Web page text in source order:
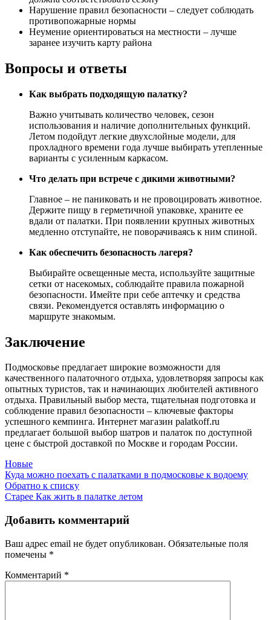
Нарушение правил безопасности – следует соблюдать
противопожарные нормы
Неумение ориентироваться на местности – лучше
заранее изучить карту района
Вопросы и ответы
Как выбрать подходящую палатку?
Важно учитывать количество человек, сезон
использования и наличие дополнительных функций.
Летом подойдут легкие двухслойные модели, для
прохладного времени года лучше выбирать утепленные
варианты с усиленным каркасом.
Что делать при встрече с дикими животными?
Главное – не паниковать и не провоцировать животное.
Держите пищу в герметичной упаковке, храните ее
вдали от палатки. При появлении крупных животных
медленно отступайте, не поворачиваясь к ним спиной.
Как обеспечить безопасность лагеря?
Выбирайте освещенные места, используйте защитные
сетки от насекомых, соблюдайте правила пожарной
безопасности. Имейте при себе аптечку и средства
связи. Рекомендуется оставлять информацию о
маршруте знакомым.
Заключение
Подмосковье предлагает широкие возможности для
качественного палаточного отдыха, удовлетворяя запросы как
опытных туристов, так и начинающих любителей активного
отдыха. Правильный выбор места, тщательная подготовка и
соблюдение правил безопасности – ключевые факторы
успешного кемпинга. Интернет магазин palatkoff.ru
предлагает большой выбор шатров и палаток по доступной
цене с быстрой доставкой по Москве и городам России.
Новые
Куда можно поехать с палатками в подмосковье к водоему
Обратно к списку
Старее Как жить в палатке летом
Добавить комментарий
Ваш адрес email не будет опубликован. Обязательные поля
помечены *
Комментарий *